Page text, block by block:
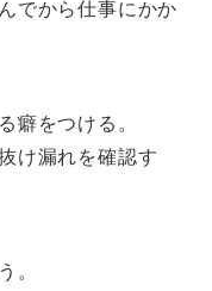
でから仕事にかか
癖をつける。
け漏れを確認す
。